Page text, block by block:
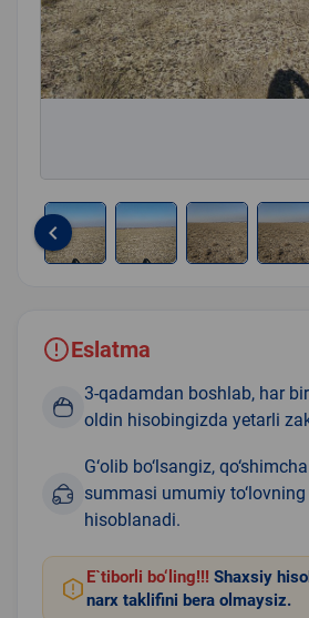
5
keyboard_arrow_left
Eslatma
3-qadamdan boshlab, har
oldin hisobingizda yetarli
G‘olib bo‘lsangiz,
summasi umumiy
hisoblanadi.
E`tiborli bo‘ling!!! Shaxsiy
narx taklifini bera olmaysiz.